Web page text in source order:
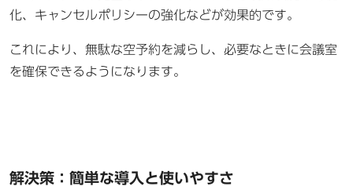
化、キャンセルポリシーの強化などが効果的です。
これにより、無駄な空予約を減らし、必要なときに会議室
を確保できるようになります。
解決策：簡単な導入と使いやすさ